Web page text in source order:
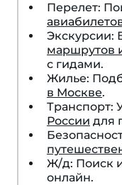
Перелет:
Экскурсии:
маршрутов
с гидами.
Жилье:
в Москве.
Транспорт:
России для
Ж/д: Поиск
онлайн.